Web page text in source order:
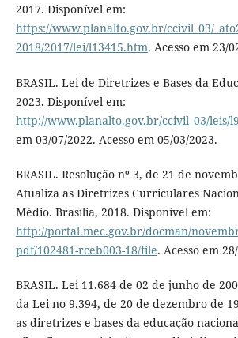
2017. Disponível em:
https://www.planalto.gov.br/ccivil_03/
2018/2017/lei/l13415.htm. Acesso em 23/
BRASIL. Lei de Diretrizes e Bases da
2023. Disponível em:
http://www.planalto.gov.br/ccivil_03/leis/
em 03/07/2022. Acesso em 05/03/2023.
BRASIL. Resolução nº 3, de 21 de
Atualiza as Diretrizes Curriculares
Médio. Brasília, 2018. Disponível em:
http://portal.mec.gov.br/docman/
pdf/102481-rceb003-18/file. Acesso em
BRASIL. Lei 11.684 de 02 de junho de
da Lei no 9.394, de 20 de dezembro de
as diretrizes e bases da educação